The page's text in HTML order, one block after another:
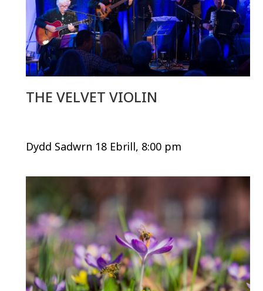
THE VELVET VIOLIN
Dydd Sadwrn 18 Ebrill, 8:00 pm